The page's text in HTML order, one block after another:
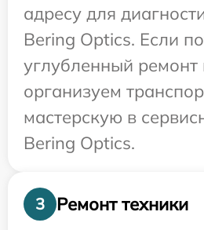
адресу для
Bering Optics. Если
углубленный
организуем
мастерскую в
Bering Optics.
3
Ремонт техники